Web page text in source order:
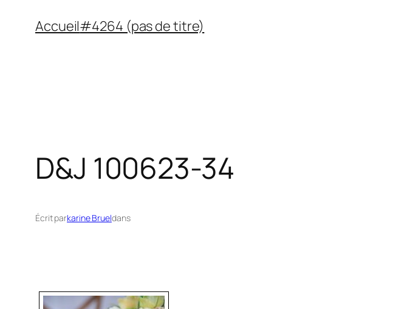
Accueil#4264 (pas de titre)
D&J 100623-34
Écrit parkarine Brueldans